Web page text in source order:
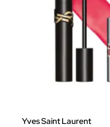
Yves Saint Laurent